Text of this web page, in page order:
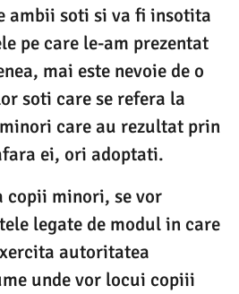
ambii soti si va fi insotita
pe care le-am prezentat
mai este nevoie de o
soti care se refera la
care au rezultat prin
ei, ori adoptati.
copii minori, se vor
legate de modul in care
autoritatea
unde vor locui copiii